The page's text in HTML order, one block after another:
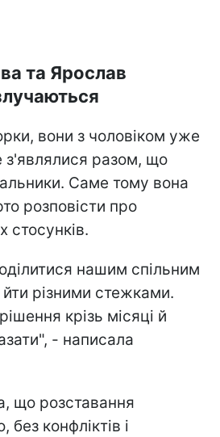
та Ярослав
вони з чоловіком уже
з'являлися разом, що
Саме тому вона
розповісти про
стосунків.
нашим спільним
різними стежками.
крізь місяці й
- написала
що розставання
без конфліктів і